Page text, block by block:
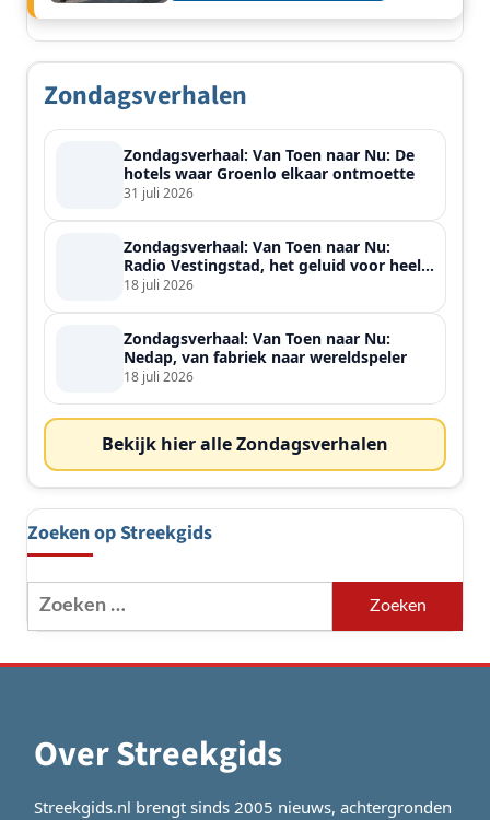
Zondagsverhalen
Zondagsverhaal: Van Toen naar Nu: De
hotels waar Groenlo elkaar ontmoette
31 juli 2026
Zondagsverhaal: Van Toen naar Nu:
Radio Vestingstad, het geluid voor heel
de streek
18 juli 2026
Zondagsverhaal: Van Toen naar Nu:
Nedap, van fabriek naar wereldspeler
18 juli 2026
Bekijk hier alle Zondagsverhalen
Zoeken op Streekgids
Zoeken
naar:
Over Streekgids
Streekgids.nl brengt sinds 2005 nieuws, achtergronden